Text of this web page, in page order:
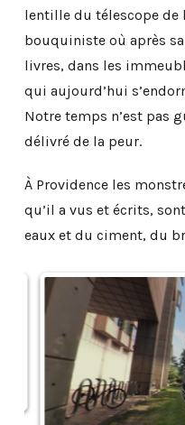
lentille du télescope de
bouquiniste où après
livres, dans les
qui aujourd’hui
Notre temps n’est pas
délivré de la peur.
À Providence les
qu’il a vus et écrits,
eaux et du ciment, du